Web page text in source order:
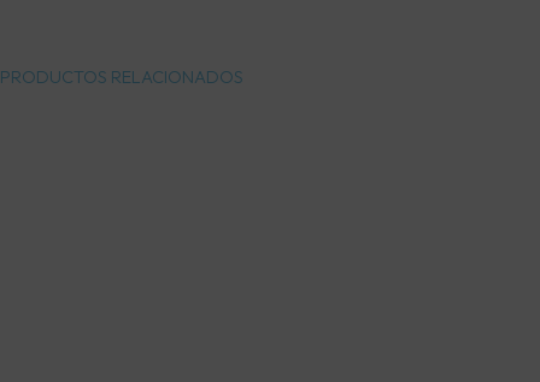
PRODUCTOS RELACIONADOS